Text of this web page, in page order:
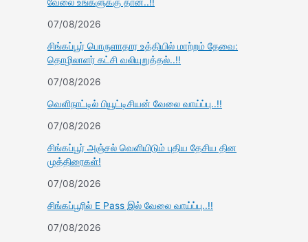
07/08/2026
சிங்கப்பூர் பொருளாதார உத்தியில் மாற்றம் தேவை:
தொழிலாளர் கட்சி வலியுறுத்தல்..!!
07/08/2026
வெளிநாட்டில் பியூட்டிசியன் வேலை வாய்ப்பு..!!
07/08/2026
சிங்கப்பூர் அஞ்சல் வெளியிடும் புதிய தேசிய தின
முத்திரைகள்!
07/08/2026
சிங்கப்பூரில் E Pass இல் வேலை வாய்ப்பு..!!
07/08/2026